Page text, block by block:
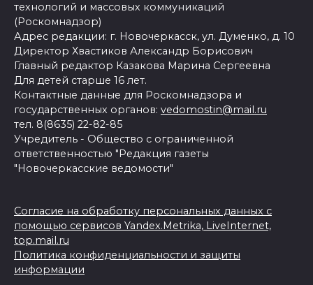
технологий и массовых коммуникаций
(Роскомнадзор)
Адрес редакции: г. Новочеркасск, ул. Думенко, д. 10
Директор Хвастиков Александр Борисович
Главный редактор Казакова Марина Сергеевна
Для детей старше 16 лет.
Контактные данные для Роскомнадзора и
государственных органов: vedomostin@mail.ru
тел. 8(8635) 22-82-85
Учредитель - Общество с ограниченной
ответственностью "Редакция газеты
"Новочеркасские ведомости"
Согласие на обработку персональных данных с
помощью сервисов Yandex.Metrika, LiveInternet,
top.mail.ru
Политика конфиденциальности и защиты
информации